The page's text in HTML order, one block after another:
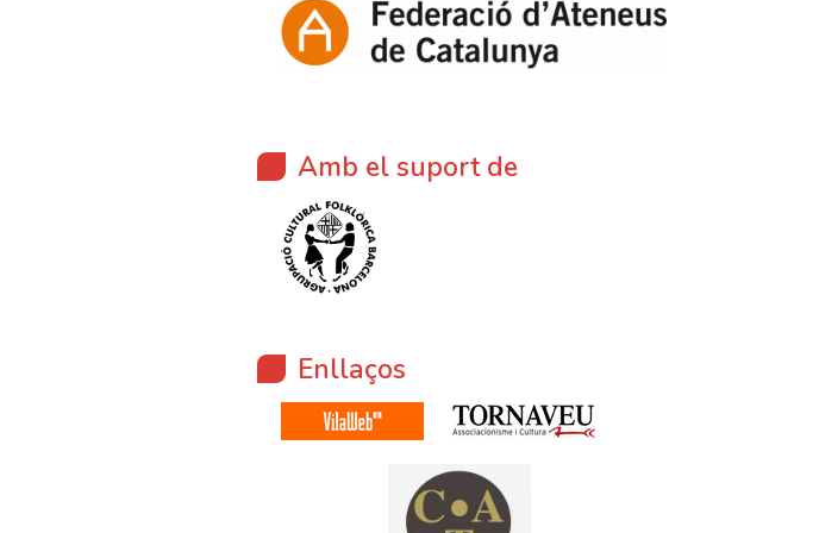
Amb el suport de
Enllaços